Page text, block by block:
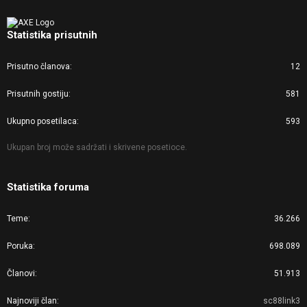
Statistika prisutnih
Prisutno članova 12
Prisutnih gostiju 581
Ukupno posetilaca 593
Ukupan broj može sadržati i skrivene posetioce.
Statistika foruma
Teme 36.266
Poruka 698.089
Članovi 51.913
Najnoviji član sc88link3